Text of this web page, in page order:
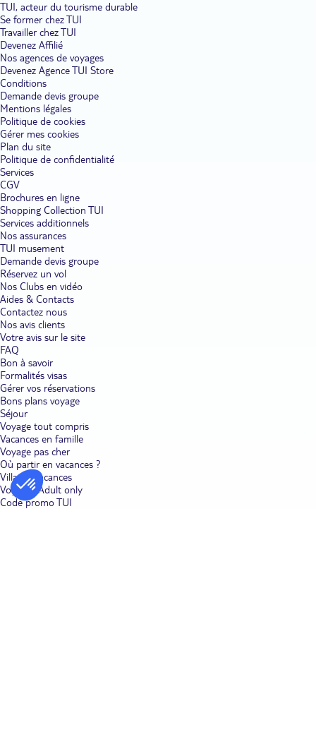
TUI, acteur du tourisme durable
Se former chez TUI
Travailler chez TUI
Devenez Affilié
Nos agences de voyages
Devenez Agence TUI Store
Conditions
Demande devis groupe
Mentions légales
Politique de cookies
Gérer mes cookies
Plan du site
Politique de confidentialité
Services
CGV
Brochures en ligne
Shopping Collection TUI
Services additionnels
Nos assurances
TUI musement
Demande devis groupe
Réservez un vol
Nos Clubs en vidéo
Aides & Contacts
Contactez nous
Nos avis clients
Votre avis sur le site
FAQ
Bon à savoir
Formalités visas
Gérer vos réservations
Bons plans voyage
Séjour
Voyage tout compris
Vacances en famille
Voyage pas cher
Où partir en vacances ?
Villages vacances
Voyages Adult only
Code promo TUI